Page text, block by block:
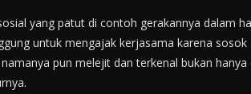
yang patut di contoh gerakannya dalam
untuk mengajak kerjasama karena sosok
pun melejit dan terkenal bukan hanya